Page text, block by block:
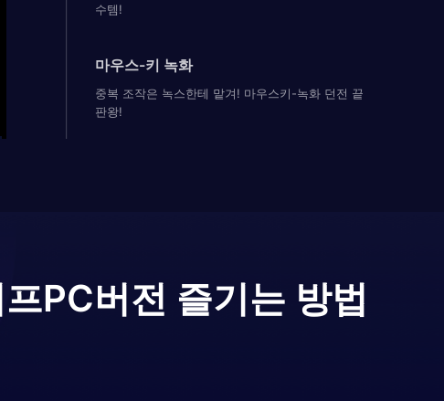
수템!
마우스-키 녹화
중복 조작은 녹스한테 맡겨! 마우스키-녹화 던전 끝
판왕!
PC버전 즐기는 방법